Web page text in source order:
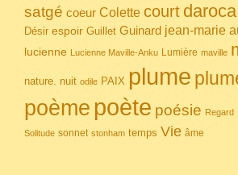
satgé coeur Colette court daroca
Désir espoir Guillet Guinard jean-marie
lucienne Lucienne Maville-Anku Lumière maville
nature. nuit odile PAIX plume
poème poète poésie Regard
Solitude sonnet stonham temps Vie âme